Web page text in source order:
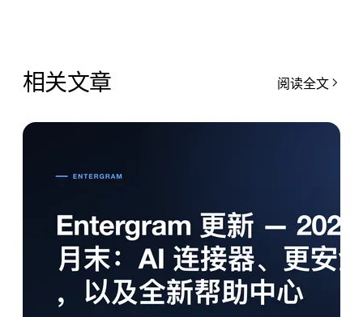
相关文章 阅读全文